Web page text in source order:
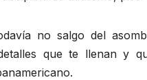
no salgo del
que te llenan y